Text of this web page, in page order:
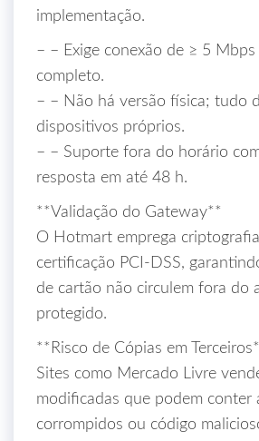
implementação.
– – Exige conexão de ≥ 5
completo.
– – Não há versão física; tudo
dispositivos próprios.
– – Suporte fora do horário
resposta em até 48 h.
**Validação do Gateway**
O Hotmart emprega
certificação PCI‑DSS,
de cartão não circulem fora do
protegido.
**Risco de Cópias em
Sites como Mercado Livre
modificadas que podem conter
corrompidos ou código